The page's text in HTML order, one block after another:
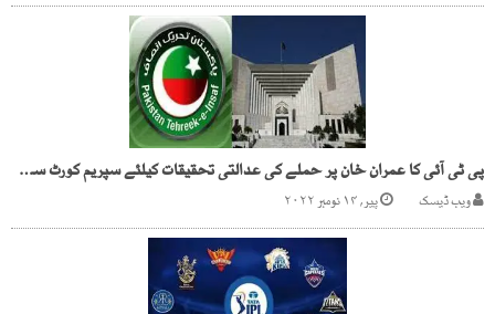
پی ٹی آئی کا عمران خان پر حملے کی عدالتی تحقیقات کیلئے سپریم کورٹ سے رجوع
ویب ڈیسک پیر, ۱۴ نومبر ۲۰۲۲